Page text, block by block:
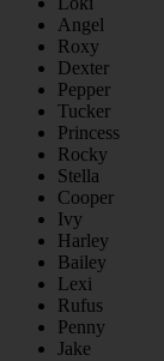
Angel
Roxy
Dexter
Pepper
Tucker
Princess
Rocky
Stella
Cooper
Ivy
Harley
Bailey
Lexi
Rufus
Penny
Jake